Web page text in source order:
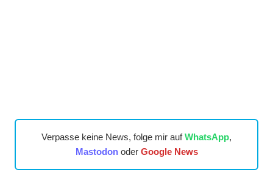
Verpasse keine News, folge mir aufWhatsApp,
Mastodonoder Google News